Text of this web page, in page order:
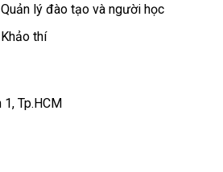
lý đào tạo và người học
thí
1, Tp.HCM